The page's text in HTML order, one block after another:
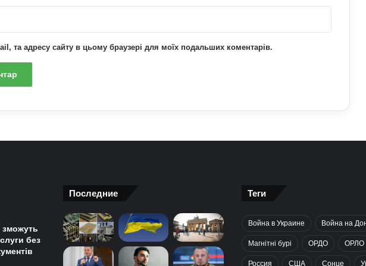
та адресу сайту в цьому браузері для моїх подальших коментарів.
зможуть
без
Последние Теги
Война в Украине Война на
Магнітні бурі ОРДО ОРЛО
Россия США Сонце